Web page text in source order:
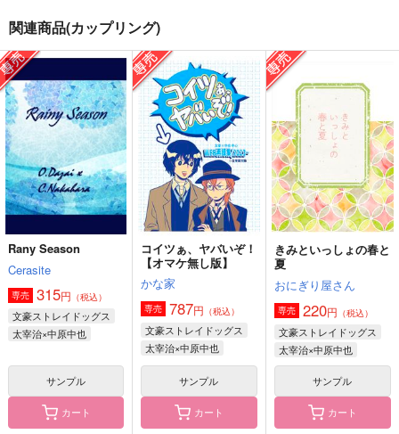
1,100円（税込）
太宰治×中原中也
サンプル
作品詳細
330
太宰治×中原中也
サンプル
作品詳細
太宰治×中原中也
サンプル
作品詳細
あんぱん舎
3,300円（税込）
太宰治×中原中也
セブンデイズ・シリー
ラヴァー
♀
（税込）
おきつねさまといっし
ＪＰＳ
（税込）
関連商品(カップリング)
Rany Season
Cerasite
専売 315円 （税込）
文豪ストレイドッグス
太宰治×中原中也
サンプル
カート
コイツぁ、ヤバいぞ！
【オマケ無し版】
かな家
専売 787円 （税込）
文豪ストレイドッグス
太宰治×中原中也
サンプル
カート
きみといっしょの春と
夏
おにぎり屋さん
専売 220円 （税込）
文豪ストレイドッグス
太宰治×中原中也
サンプル
カート